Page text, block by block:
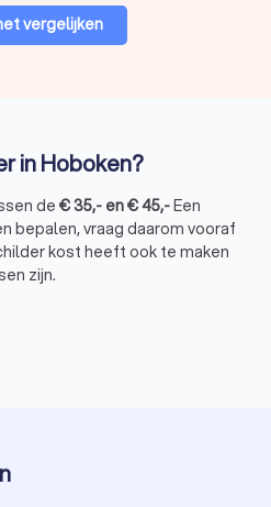
vergelijken
in Hoboken?
de €35,- en€45,-Een
bepalen, vraag daarom vooraf
kost heeft ook te maken
zijn.